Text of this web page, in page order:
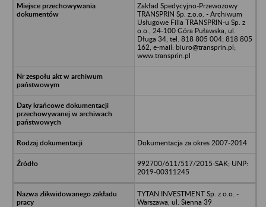
Zakład Spedycyjno-Przewozowy
TRANSPRIN Sp. z.o.o. - Archiwum
Usługowe Filia TRANSPRIN-u Sp. z
o.o., 24-100 Góra Puławska, ul.
Długa 34, tel. 818 805 004; 818 805
162, e-mail: biuro@transprin.pl;
www.transprin.pl
Dokumentacja za okres 2007-2014
992700/611/517/2015-SAK; UNP:
2019-00311245
TYTAN INVESTMENT Sp. z o.o. -
Warszawa, ul. Sienna 39